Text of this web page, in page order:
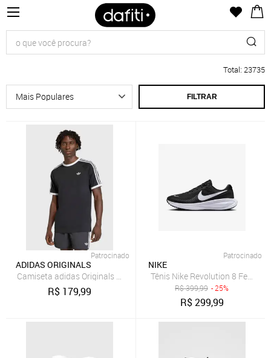
Total: 23735
FILTRAR
Patrocinado
ADIDAS ORIGINALS
Camiseta adidas Originals 3 Stripes Preta
R$ 179,99
Patrocinado
NIKE
Tênis Nike Revolution 8
R$399,99 - 25%
R$299,99